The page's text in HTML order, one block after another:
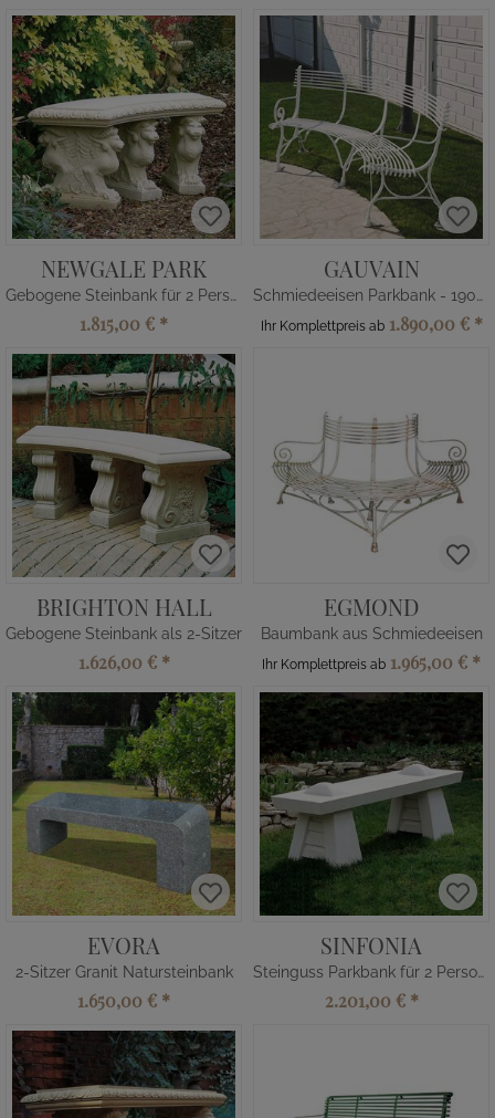
NEWGALE PARK
Gebogene Steinbank für 2 Personen
1.815,00 € *
GAUVAIN
Schmiedeeisen Parkbank - 190cm
Ihr Komplettpreis ab 1.890,00 € *
BRIGHTON HALL
Gebogene Steinbank als 2-Sitzer
1.626,00 € *
EGMOND
Baumbank aus Schmiedeeisen
Ihr Komplettpreis ab 1.965,00 € *
EVORA
2-Sitzer Granit Natursteinbank
1.650,00 € *
SINFONIA
Steinguss Parkbank für 2 Personen
2.201,00 € *